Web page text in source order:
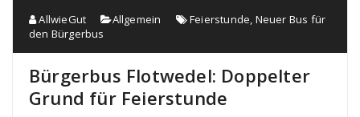
AllwieGut Allgemein Feierstunde, Neuer Bus für
den Bürgerbus
Bürgerbus Flotwedel: Doppelter
Grund für Feierstunde